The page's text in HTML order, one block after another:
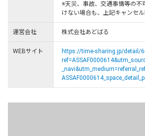
※天災、事故、交通事情等の不
けない場合も、上記キャンセル
運営会社 株式会社あどばる
WEBサイト
https://time-sharing.jp/detail/